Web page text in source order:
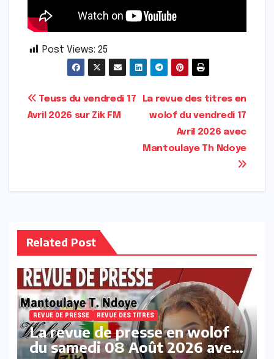
Post Views: 25
Navigation
La revue des titres en
wolof du vendredi 17
Avril 2026 avec
Mantoulaye Th Ndoye
Teuss du vendredi 17
Avril 2026 sur Zik FM
Related Post
REVUE DE PRESSE REVUE DES TITRES
La revue de presse en wolof
du samedi 08 Août 2026 avec